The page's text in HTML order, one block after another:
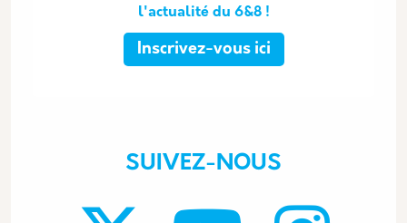
l'actualité du 6&8 !
Inscrivez-vous ici
SUIVEZ-NOUS